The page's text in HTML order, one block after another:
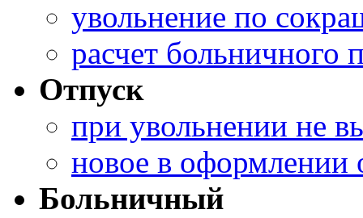
увольнение по
расчет больничного
Отпуск
при увольнении не
новое в оформлении
Больничный